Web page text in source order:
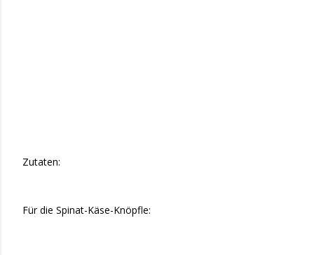
Zutaten:
Für die Spinat-Käse-Knöpfle: